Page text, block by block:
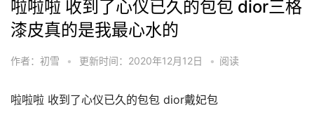
啦啦啦 收到了心仪已久的包包 dior三格
漆皮真的是我最心水的
作者：初雪 • 更新时间：2020年12月12日 • 阅读
啦啦啦 收到了心仪已久的包包 dior戴妃包